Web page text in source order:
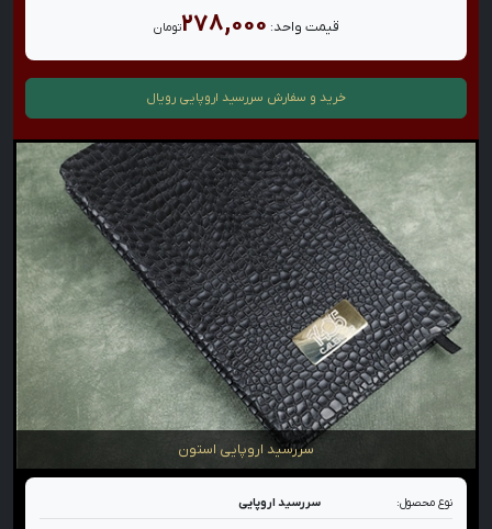
قیمت واحد: ۲۷۸,۰۰۰تومان
خرید و سفارش سررسید اروپایی رویال
سررسید اروپایی استون
نوع محصول: سررسید اروپایی